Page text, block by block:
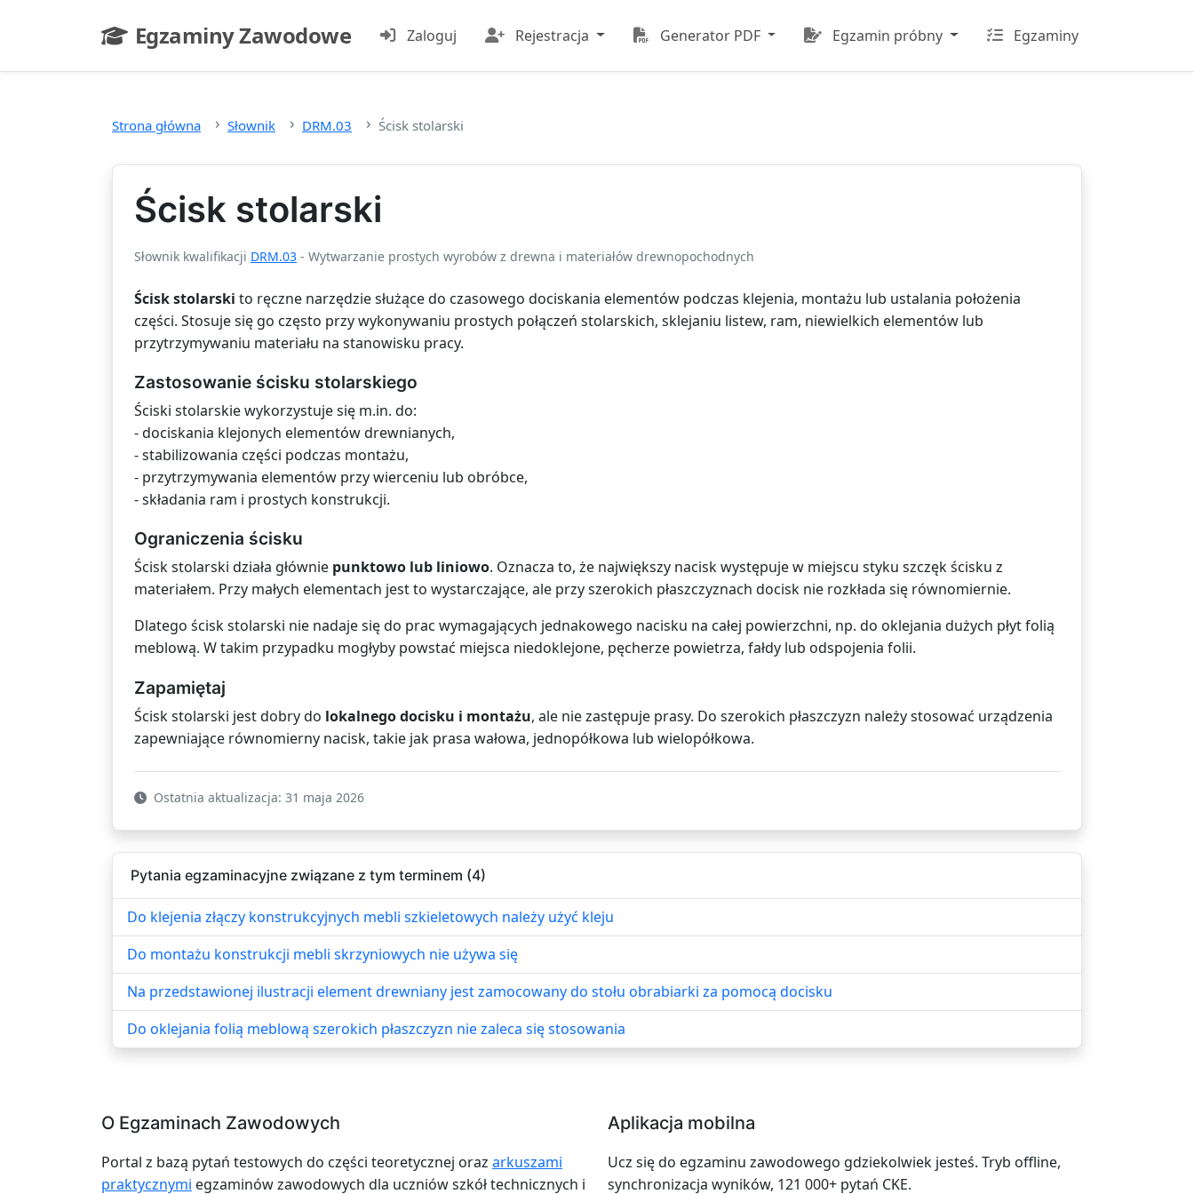
Egzaminy Zawodowe
- strona główna
Zaloguj Rejestracja Generator PDF Egzamin próbny Egzaminy
Strona główna Słownik DRM.03 Ścisk stolarski
Ścisk stolarski
Słownik kwalifikacji DRM.03 - Wytwarzanie prostych wyrobów z drewna i materiałów drewnopochodnych
Ścisk stolarski to ręczne narzędzie służące do czasowego dociskania elementów podczas klejenia, montażu lub ustalania położenia
części. Stosuje się go często przy wykonywaniu prostych połączeń stolarskich, sklejaniu listew, ram, niewielkich elementów lub
przytrzymywaniu materiału na stanowisku pracy.
Zastosowanie ścisku stolarskiego
Ściski stolarskie wykorzystuje się m.in. do:
- dociskania klejonych elementów drewnianych,
- stabilizowania części podczas montażu,
- przytrzymywania elementów przy wierceniu lub obróbce,
- składania ram i prostych konstrukcji.
Ograniczenia ścisku
Ścisk stolarski działa głównie punktowo lub liniowo. Oznacza to, że największy nacisk występuje w miejscu styku szczęk ścisku z
materiałem. Przy małych elementach jest to wystarczające, ale przy szerokich płaszczyznach docisk nie rozkłada się równomiernie.
Dlatego ścisk stolarski nie nadaje się do prac wymagających jednakowego nacisku na całej powierzchni, np. do oklejania dużych płyt folią
meblową. W takim przypadku mogłyby powstać miejsca niedoklejone, pęcherze powietrza, fałdy lub odspojenia folii.
Zapamiętaj
Ścisk stolarski jest dobry do lokalnego docisku i montażu, ale nie zastępuje prasy. Do szerokich płaszczyzn należy stosować urządzenia
zapewniające równomierny nacisk, takie jak prasa wałowa, jednopółkowa lub wielopółkowa.
Ostatnia aktualizacja: 31 maja 2026
Pytania egzaminacyjne związane z tym terminem (4)
Do klejenia złączy konstrukcyjnych mebli szkieletowych należy użyć kleju
Do montażu konstrukcji mebli skrzyniowych nie używa się
Na przedstawionej ilustracji element drewniany jest zamocowany do stołu obrabiarki za pomocą docisku
Do oklejania folią meblową szerokich płaszczyzn nie zaleca się stosowania
O Egzaminach Zawodowych
Portal z bazą pytań testowych do części teoretycznej oraz arkuszami
praktycznymi egzaminów zawodowych dla uczniów szkół technicznych i
Aplikacja mobilna
Ucz się do egzaminu zawodowego gdziekolwiek jesteś. Tryb offline,
synchronizacja wyników, 121 000+ pytań CKE.